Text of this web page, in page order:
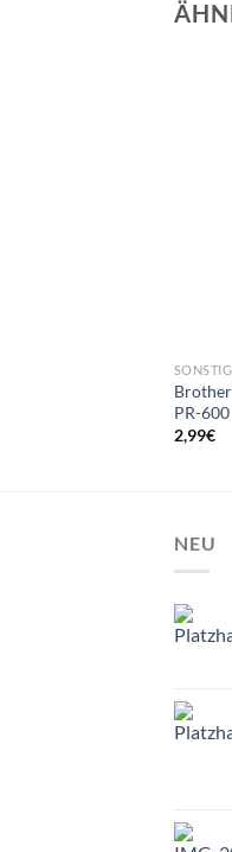
PR-600
2,99€
NEU